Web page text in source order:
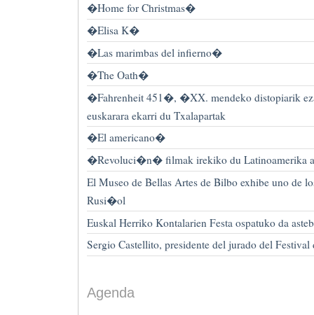
�Home for Christmas�
�Elisa K�
�Las marimbas del infierno�
�The Oath�
�Fahrenheit 451�, �XX. mendeko distopiarik
euskarara ekarri du Txalapartak
�El americano�
�Revoluci�n� filmak irekiko du Latinoamerika
El Museo de Bellas Artes de Bilbo exhibe uno de
Rusi�ol
Euskal Herriko Kontalarien Festa ospatuko da
Sergio Castellito, presidente del jurado del Festival
Agenda